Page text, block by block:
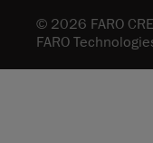
© 2026 FARO
FARO